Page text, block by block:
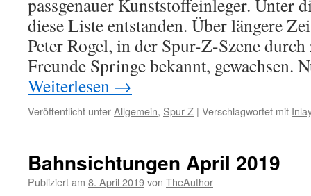
passgenauer Kunststoffeinleger. Unter
diese Liste entstanden. Über längere
Peter Rogel, in der Spur-Z-Szene
Freunde Springe bekannt, gewachsen.
Weiterlesen →
Veröffentlicht unterAllgemein, Spur Z | Verschlagwortet mit
Bahnsichtungen April 2019
Publiziert am 8. April 2019von TheAuthor